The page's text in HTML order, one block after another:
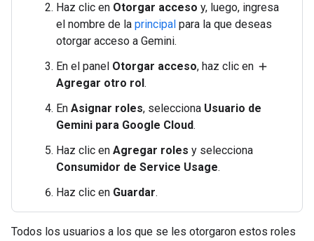
Haz clic en Otorgar acceso y, luego, ingresa
el nombre de la principal para la que deseas
otorgar acceso a Gemini.
En el panel Otorgar acceso, haz clic en add
Agregar otro rol.
En Asignar roles, selecciona Usuario de
Gemini para Google Cloud.
Haz clic en Agregar roles y selecciona
Consumidor de Service Usage.
Haz clic en Guardar.
Todos los usuarios a los que se les otorgaron estos roles